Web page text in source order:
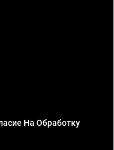
На Обработку